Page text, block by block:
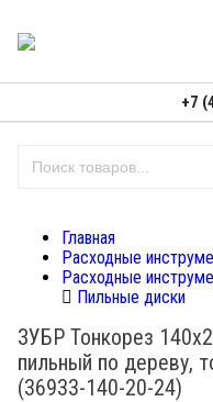
+7
Главная
Расходные
Расходные
Пильные диски
ЗУБР Тонкорез
пильный по дереву,
(36933-140-20-24)